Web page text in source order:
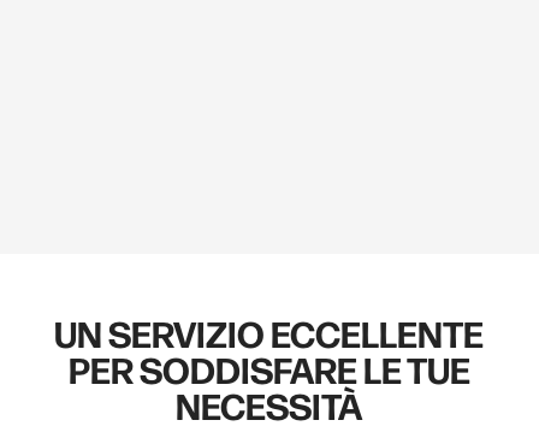
UN SERVIZIO ECCELLENTE
PER SODDISFARE LE TUE
NECESSITÀ